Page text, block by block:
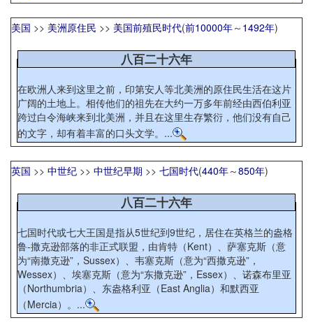
美国 >> 美洲原住民 >> 美国前殖民时代(前10000年～ 1492年)
八百二十六年
在欧洲人来到这里之前，印第安人等北美洲的原住民生活在这片
广阔的土地上。相传他们的祖先在大约一万多年前经由西伯利亚
跨过白令海峡来到北美洲，并且在这里生存繁衍，他们没有自己
的文字，却有着丰富的口头文学。...
英国 >> 中世纪 >> 中世纪早期 >> 七国时代(440年～850年)
八百二十六年
七国时代或七大王国是指从5世纪到9世纪，居住在英格兰的盎格
鲁-撒克逊部落的非正式联盟，由肯特（Kent）、萨塞克斯（意
为“南撒克逊”，Sussex）、韦塞克斯（意为“西撒克逊”，
Wessex）、埃塞克斯（意为“东撒克逊”，Essex）、诺森布里亚
（Northumbria）、东盎格利亚（East Anglia）和默西亚
（Mercia）。...